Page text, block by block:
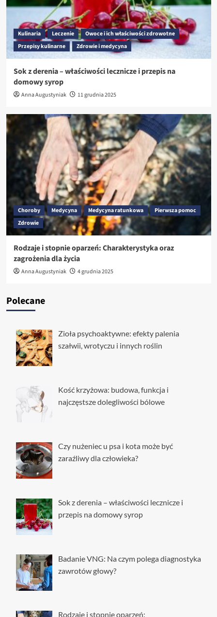
Kulinaria Leczenie
Owoce i ich właściwości zdrowotne
Przepisy kulinarne
Zdrowie i medycyna
Sok z derenia – właściwości lecznicze i przepis na
domowy syrop
Anna Augustyniak 11 grudnia 2025
Choroby Medycyna Medycyna ratunkowa
Pierwsza pomoc
Zdrowie
Rodzaje i stopnie oparzeń: Charakterystyka oraz
zagrożenia dla życia
Anna Augustyniak 4 grudnia 2025
Polecane
Zioła psychoaktywne: efekty palenia
szałwii, wrotyczu i innych roślin
Kość krzyżowa: budowa, funkcja i
najczęstsze dolegliwości bólowe
Czy nużeniec u psa i kota może być
zaraźliwy dla człowieka?
Sok z derenia – właściwości lecznicze i
przepis na domowy syrop
Badanie VNG: Na czym polega diagnostyka
zawrotów głowy?
Rodzaje i stopnie oparzeń: